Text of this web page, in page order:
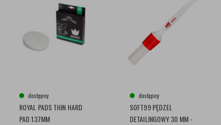
dostępny
ROYAL PADS THIN HARD
PAD 137MM
dostępny
SOFT99 PĘDZEL
DETAILINGOWY 30 MM -